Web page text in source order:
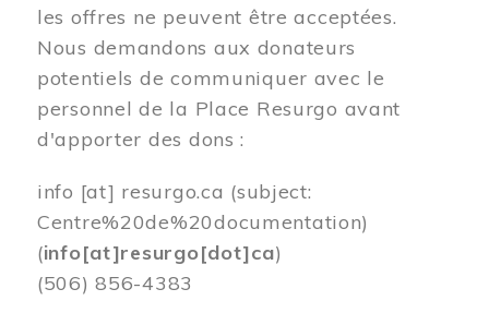
les offres ne peuvent être acceptées.
Nous demandons aux donateurs
potentiels de communiquer avec le
personnel de la Place Resurgo avant
d'apporter des dons :
info [at] resurgo.ca (subject:
Centre%20de%20documentation)
(info[at]resurgo[dot]ca)
(506) 856-4383